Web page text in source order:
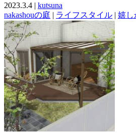
2023.3.4 | kutsuna
nakashouの庭 | ライフスタイル | 嬉し